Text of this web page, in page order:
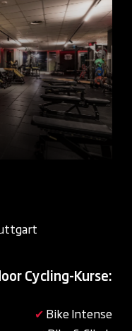
Cycling-Kurse:
✔ Bike Intense